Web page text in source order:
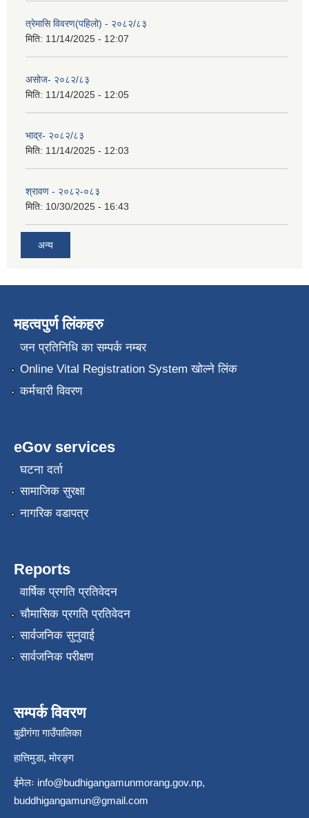
त्रेमासि विवरण(पहिलो) - २०८२/८३
मिति: 11/14/2025 - 12:07
असोज- २०८२/८३
मिति: 11/14/2025 - 12:05
भाद्र- २०८२/८३
मिति: 11/14/2025 - 12:03
श्रावण - २०८२-०८३
मिति: 10/30/2025 - 16:43
अन्य
महत्वपुर्ण लिंकहरु
जन प्रतिनिधि का सम्पर्क नम्बर
Online Vital Registration System खोल्ने लिंक
कर्मचारी विवरण
eGov services
घटना दर्ता
सामाजिक सुरक्षा
नागरिक वडापत्र
Reports
वार्षिक प्रगति प्रतिवेदन
चौमासिक प्रगति प्रतिवेदन
सार्वजनिक सुनुवाई
सार्वजनिक परीक्षण
सम्पर्क विवरण
बुढीगंगा गाउँपालिका
हात्तिमुडा, मोरङ्ग
ईमेलः info@budhigangamunmorang.gov.np,
buddhigangamun@gmail.com